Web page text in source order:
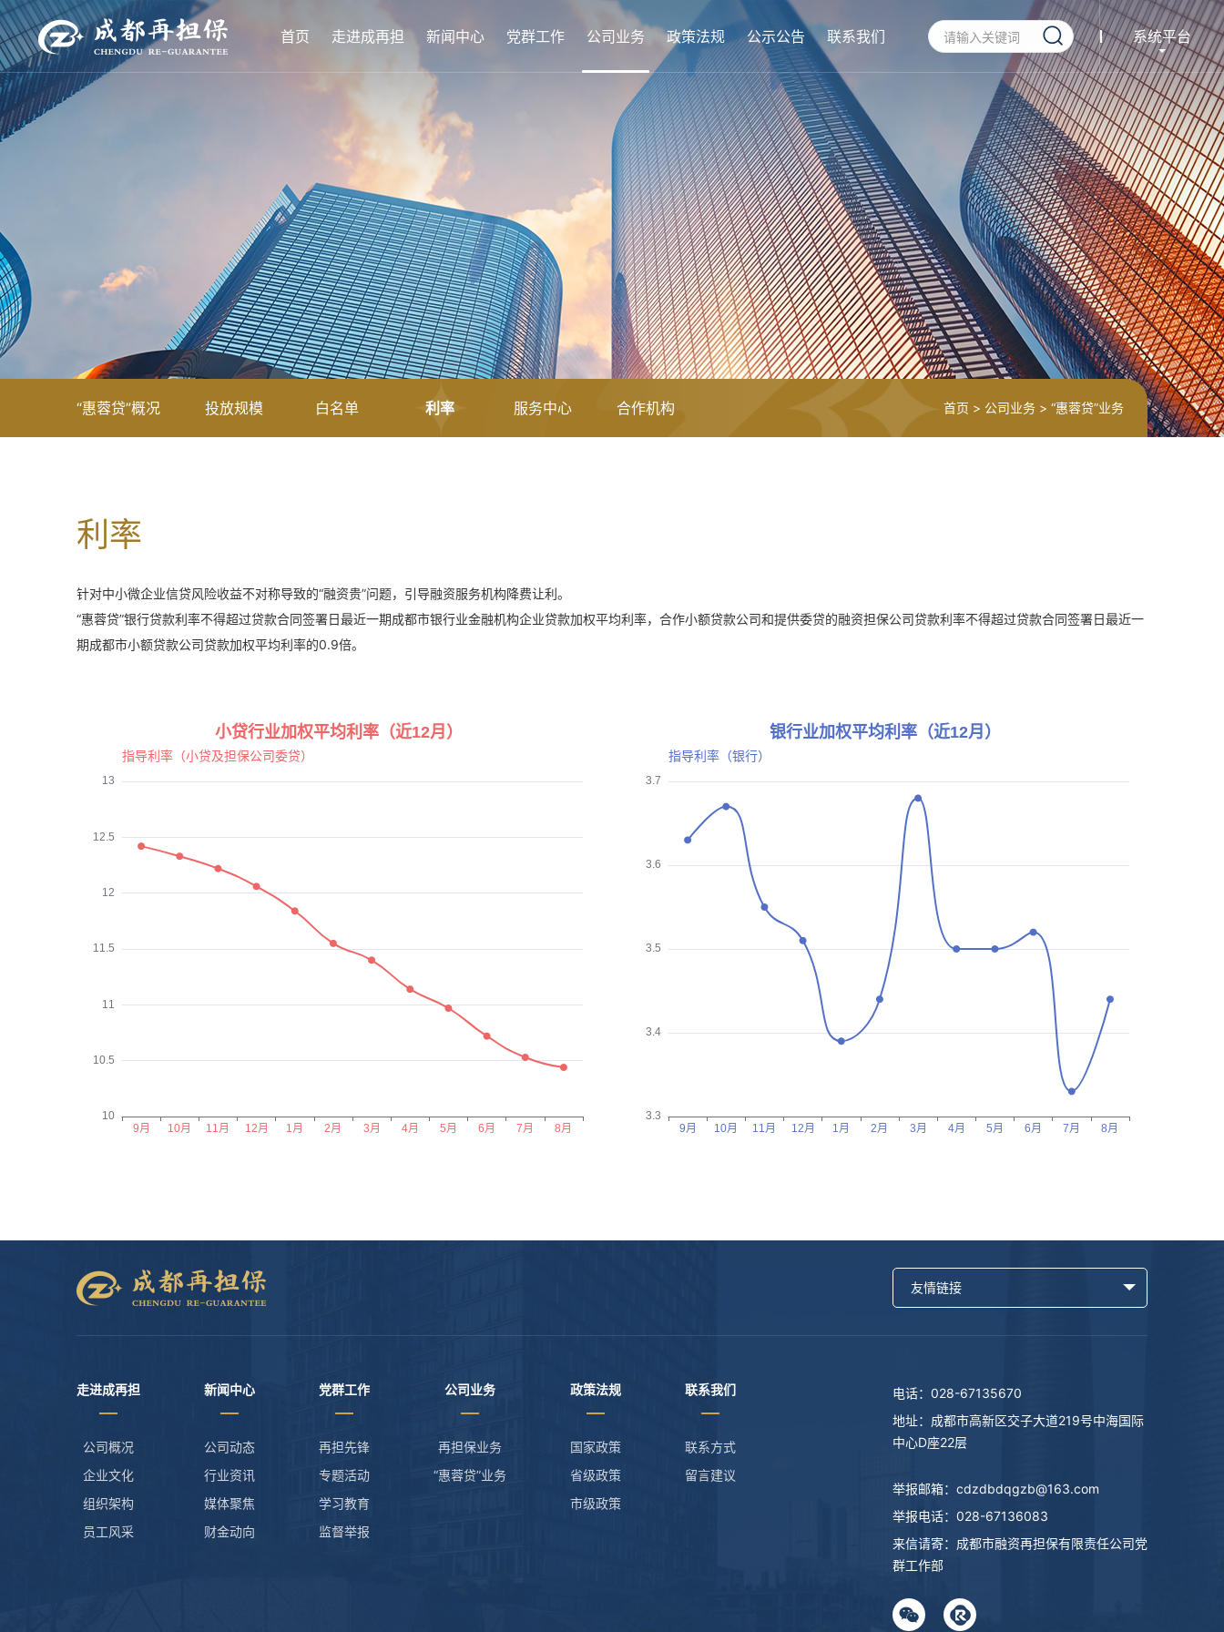
首页 走进成再担 新闻中心 党群工作 公司业务 政策法规 公示公告 联系我们 系统平台
“惠蓉贷”概况 投放规模 白名单 利率 服务中心 合作机构 首页 > 公司业务 > “惠蓉贷”业务
利率
针对中小微企业信贷风险收益不对称导致的“融资贵”问题，引导融资服务机构降费让利。
“惠蓉贷”银行贷款利率不得超过贷款合同签署日最近一期成都市银行业金融机构企业贷款加权平均利率，合作小额贷款公司和提供委贷的融资担保公司贷款利率不得超过贷款合同签署日最近一
期成都市小额贷款公司贷款加权平均利率的0.9倍。
友情链接
走进成再担
公司概况
企业文化
组织架构
员工风采
新闻中心
公司动态
行业资讯
媒体聚焦
财金动向
党群工作
再担先锋
专题活动
学习教育
监督举报
公司业务
再担保业务
“惠蓉贷”业务
政策法规
国家政策
省级政策
市级政策
联系我们
联系方式
留言建议
电话：028-67135670
地址：成都市高新区交子大道219号中海国际
中心D座22层
举报邮箱： cdzdbdqgzb@163.com
举报电话： 028-67136083
来信请寄：成都市融资再担保有限责任公司党
群工作部